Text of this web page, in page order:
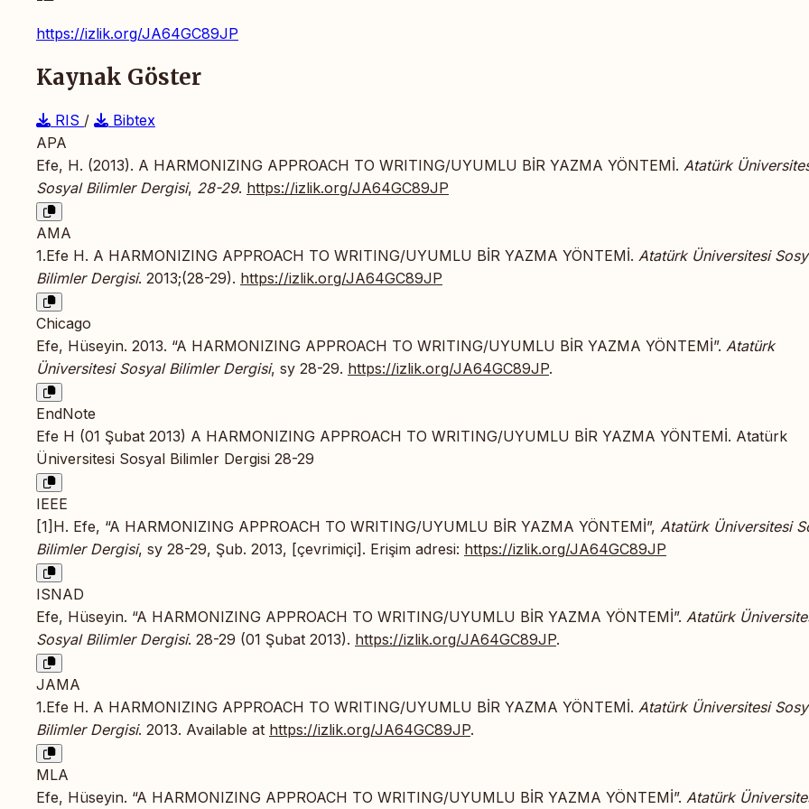
https://izlik.org/JA64GC89JP
Kaynak Göster
RIS /
Bibtex
APA
Efe, H. (2013). A HARMONIZING APPROACH TO WRITING/UYUMLU BİR YAZMA YÖNTEMİ. Atatürk
Sosyal Bilimler Dergisi, 28-29. https://izlik.org/JA64GC89JP
AMA
1.Efe H. A HARMONIZING APPROACH TO WRITING/UYUMLU BİR YAZMA YÖNTEMİ. Atatürk Üniversitesi
Bilimler Dergisi. 2013;(28-29). https://izlik.org/JA64GC89JP
Chicago
Efe, Hüseyin. 2013. “A HARMONIZING APPROACH TO WRITING/UYUMLU BİR YAZMA YÖNTEMİ”. Atatürk
Üniversitesi Sosyal Bilimler Dergisi, sy 28-29. https://izlik.org/JA64GC89JP.
EndNote
Efe H (01 Şubat 2013) A HARMONIZING APPROACH TO WRITING/UYUMLU BİR YAZMA YÖNTEMİ. Atatürk
Üniversitesi Sosyal Bilimler Dergisi 28-29
IEEE
[1]H. Efe, “A HARMONIZING APPROACH TO WRITING/UYUMLU BİR YAZMA YÖNTEMİ”, Atatürk Üniversitesi
Bilimler Dergisi, sy 28-29, Şub. 2013, [çevrimiçi]. Erişim adresi: https://izlik.org/JA64GC89JP
ISNAD
Efe, Hüseyin. “A HARMONIZING APPROACH TO WRITING/UYUMLU BİR YAZMA YÖNTEMİ”. Atatürk
Sosyal Bilimler Dergisi. 28-29 (01 Şubat 2013). https://izlik.org/JA64GC89JP.
JAMA
1.Efe H. A HARMONIZING APPROACH TO WRITING/UYUMLU BİR YAZMA YÖNTEMİ. Atatürk Üniversitesi
Bilimler Dergisi. 2013. Available at https://izlik.org/JA64GC89JP.
MLA
Efe, Hüseyin. “A HARMONIZING APPROACH TO WRITING/UYUMLU BİR YAZMA YÖNTEMİ”. Atatürk